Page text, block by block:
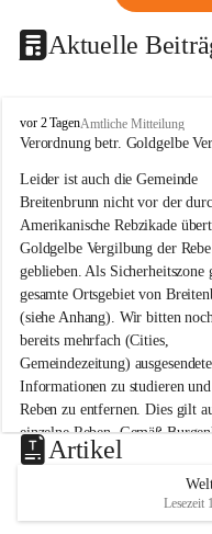
Aktuelle
B
r
i
t
e
n
b
r
u
n
n
a
m
N
e
u
s
d
vor 2 TagenAmtliche Mitteilung
Verordnung betr. Goldgelbe
Leider ist auch die Gemeinde
Breitenbrunn nicht vor der
Amerikanische Rebzikade
Goldgelbe Vergilbung der
geblieben. Als Sicherheitszone
gesamte Ortsgebiet von
(siehe Anhang). Wir bitten
bereits mehrfach (Cities,
Gemeindezeitung)
Informationen zu studieren
Reben zu entfernen. Dies gilt
einzelne Reben. Gemäß
Weinbaugesetz sind nicht
unzulässige Weingärten zu
helfen wir zusammen um
vor den prognostizierten
Artikel
Lesezeit